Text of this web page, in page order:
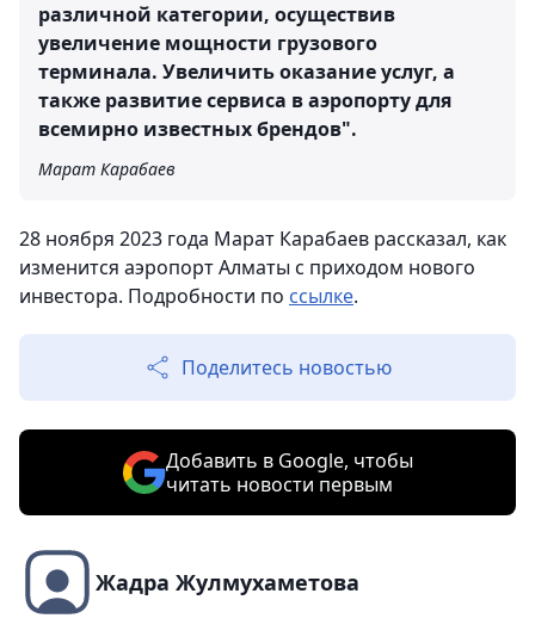
различной категории, осуществив
увеличение мощности грузового
терминала. Увеличить оказание услуг, а
также развитие сервиса в аэропорту для
всемирно известных брендов".
Марат Карабаев
28 ноября 2023 года Марат Карабаев рассказал, как
изменится аэропорт Алматы с приходом нового
инвестора. Подробности по ссылке.
Поделитесь новостью
Добавить в Google, чтобы
читать новости первым
Жадра Жулмухаметова